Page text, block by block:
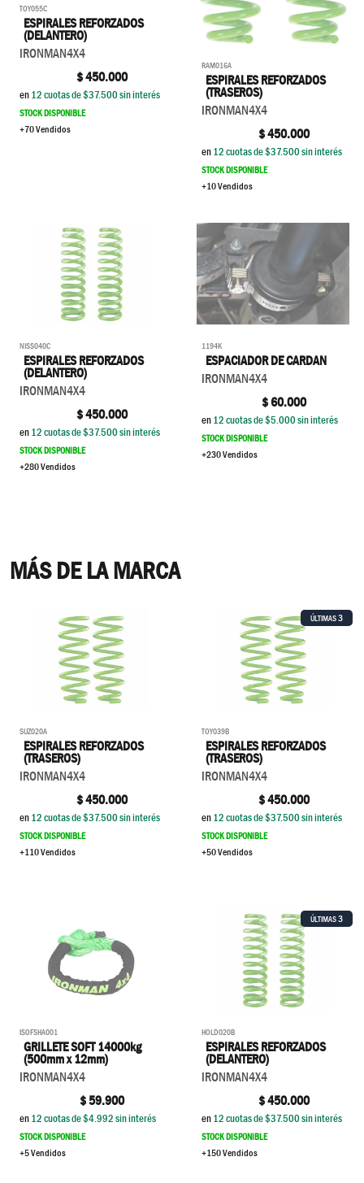
TOY055C
ESPIRALES REFORZADOS
(DELANTERO)
IRONMAN4X4
$450.000
en12cuotas de $37.500sin interés
STOCK DISPONIBLE
+70 Vendidos
RAM016A
ESPIRALES REFORZADOS
(TRASEROS)
IRONMAN4X4
$450.000
en12cuotas de $37.500sin interés
STOCK DISPONIBLE
+10 Vendidos
NISS040C
ESPIRALES REFORZADOS
(DELANTERO)
IRONMAN4X4
$450.000
en12cuotas de $37.500sin interés
STOCK DISPONIBLE
+280 Vendidos
1194K
ESPACIADOR DE CARDAN
IRONMAN4X4
$60.000
en12cuotas de $5.000sin interés
STOCK DISPONIBLE
+230 Vendidos
MÁS DE LA MARCA
SUZ020A
ESPIRALES REFORZADOS
(TRASEROS)
IRONMAN4X4
$450.000
en12cuotas de $37.500sin interés
STOCK DISPONIBLE
+110 Vendidos
ÚLTIMAS3
TOY039B
ESPIRALES REFORZADOS
(TRASEROS)
IRONMAN4X4
$450.000
en12cuotas de $37.500sin interés
STOCK DISPONIBLE
+50 Vendidos
ISOFSHA001
GRILLETE SOFT 14000kg
(500mm x 12mm)
IRONMAN4X4
$59.900
en12cuotas de $4.992sin interés
STOCK DISPONIBLE
+5 Vendidos
ÚLTIMAS3
HOLD020B
ESPIRALES REFORZADOS
(DELANTERO)
IRONMAN4X4
$450.000
en12cuotas de $37.500sin interés
STOCK DISPONIBLE
+150 Vendidos